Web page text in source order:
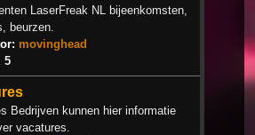
LaserFreak NL bijeenkomsten,
beurzen.
movinghead
5
Bedrijven kunnen hier informatie
vacatures.